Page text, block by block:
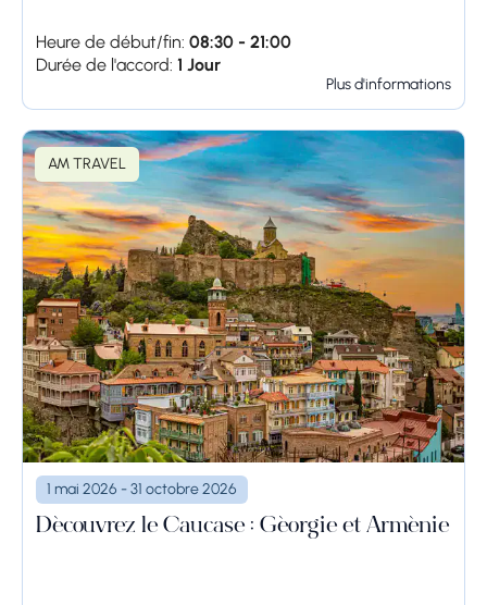
Heure de début/fin: 08:30 - 21:00
Durée de l'accord: 1 Jour
Plus d'informations
AM TRAVEL
1 mai 2026 - 31 octobre 2026
Découvrez le Caucase : Géorgie et Arménie